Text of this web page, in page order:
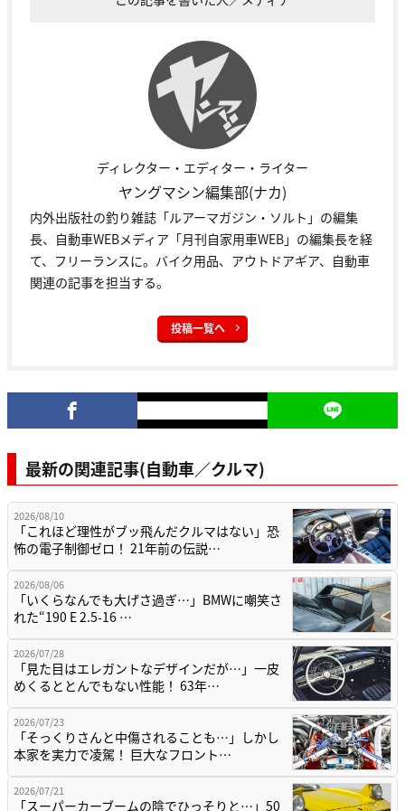
ディレクター・エディター・ライター
ヤングマシン編集部(ナカ)
内外出版社の釣り雑誌「ルアーマガジン・ソルト」の編集
長、自動車WEBメディア「月刊自家用車WEB」の編集長を経
て、フリーランスに。バイク用品、アウトドアギア、自動車
関連の記事を担当する。
投稿一覧へ
最新の関連記事(自動車／クルマ)
2026/08/10
「これほど理性がブッ飛んだクルマはない」恐
怖の電子制御ゼロ！ 21年前の伝説…
2026/08/06
「いくらなんでも大げさ過ぎ…」BMWに嘲笑さ
れた“190 E 2.5-16 …
2026/07/28
「見た目はエレガントなデザインだが…」一皮
めくるととんでもない性能！ 63年…
2026/07/23
「そっくりさんと中傷されることも…」しかし
本家を実力で凌駕！ 巨大なフロント…
2026/07/21
「スーパーカーブームの陰でひっそりと…」50